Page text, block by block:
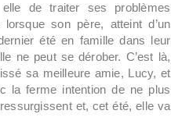
de traiter ses problèmes
son père, atteint d’un
été en famille dans leur
ne peut se dérober. C’est là,
sa meilleure amie, Lucy, et
la ferme intention de ne plus
et, cet été, elle va